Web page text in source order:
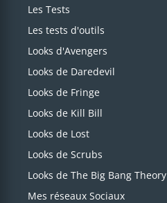
Les Tests
Les tests d'outils
Looks d'Avengers
Looks de Daredevil
Looks de Fringe
Looks de Kill Bill
Looks de Lost
Looks de Scrubs
Looks de The Big Bang Theory
Mes réseaux Sociaux